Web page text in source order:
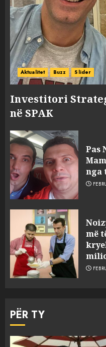
Aktualitet Buzz Slider
Investitori
në SPAK
Pas
nga
më
PËR TY
3
4